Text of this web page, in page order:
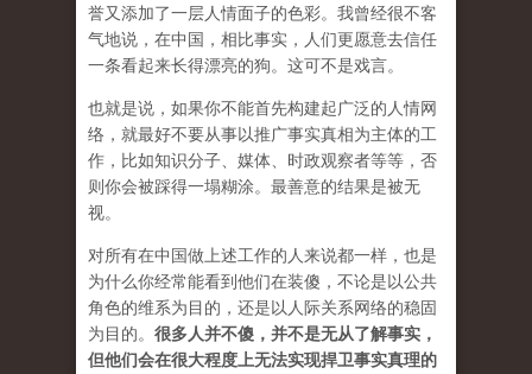
誉又添加了一层人情面子的色彩。我曾经很不客
气地说，在中国，相比事实，人们更愿意去信任
一条看起来长得漂亮的狗。这可不是戏言。
也就是说，如果你不能首先构建起广泛的人情网
络，就最好不要从事以推广事实真相为主体的工
作，比如知识分子、媒体、时政观察者等等，否
则你会被踩得一塌糊涂。最善意的结果是被无
视。
对所有在中国做上述工作的人来说都一样，也是
为什么你经常能看到他们在装傻，不论是以公共
角色的维系为目的，还是以人际关系网络的稳固
为目的。 很多人并不傻，并不是无从了解事实，
但他们会在很大程度上无法实现捍卫事实真理的